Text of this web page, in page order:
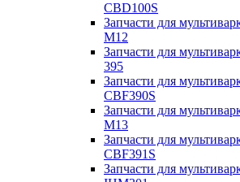
CBD100S
Запчасти для
M12
Запчасти для
395
Запчасти для
CBF390S
Запчасти для
M13
Запчасти для
CBF391S
Запчасти для